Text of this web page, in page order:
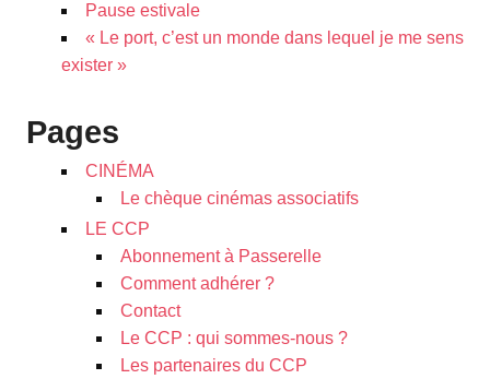
Pause estivale
« Le port, c’est un monde dans lequel je me sens
exister »
Pages
CINÉMA
Le chèque cinémas associatifs
LE CCP
Abonnement à Passerelle
Comment adhérer ?
Contact
Le CCP : qui sommes-nous ?
Les partenaires du CCP